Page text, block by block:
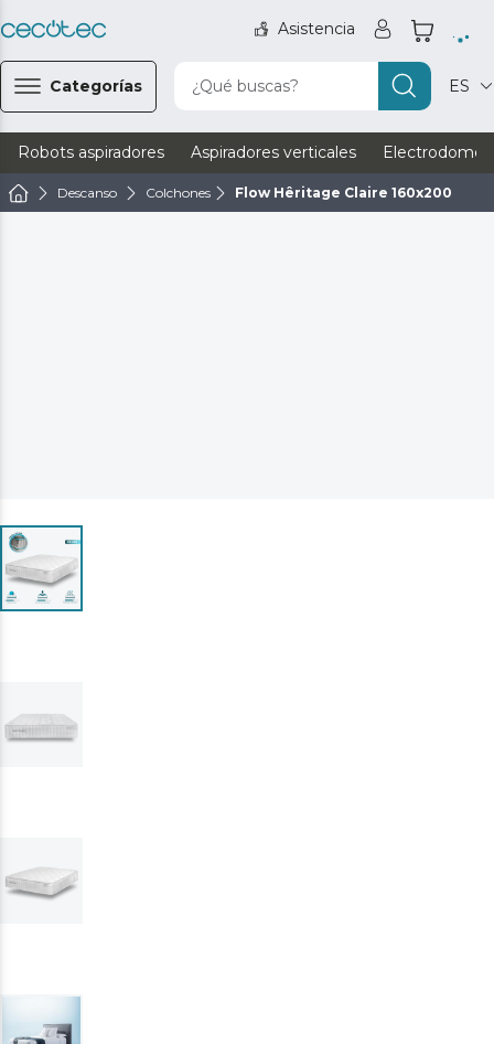
Asistencia
Categorías ¿Qué buscas? ES
Robots aspiradores Aspiradores verticales
Descanso Colchones Flow Hêritage Claire 160x200